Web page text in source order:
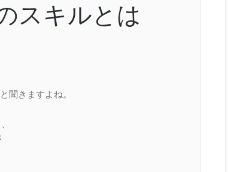
スキルとは
聞きますよね。